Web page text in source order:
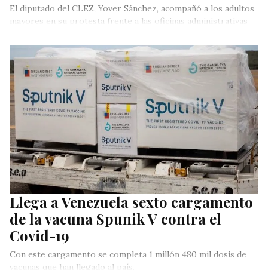
El diputado del CLEZ, Yover Sánchez, acompañó a los adultos
mayores en su protesta frente a las oficinas administrativas
del Seguro Social en Maracaibo.
Llega a Venezuela sexto cargamento
de la vacuna Spunik V contra el
Covid-19
Con este cargamento se completa 1 millón 480 mil dosis de
vacunas que han llegado al país.